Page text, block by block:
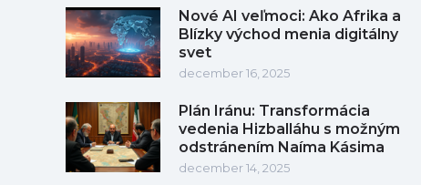
Nové AI veľmoci: Ako Afrika a
Blízky východ menia digitálny
svet
december 16, 2025
Plán Iránu: Transformácia
vedenia Hizballáhu s možným
odstránením Naíma Kásima
december 14, 2025